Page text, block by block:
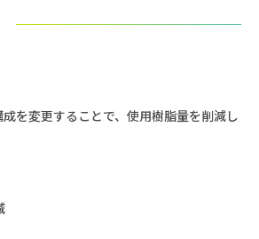
を変更することで、使用樹脂量を削減し